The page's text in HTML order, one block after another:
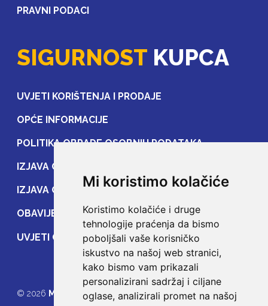
Mi koristimo kolačiće
Koristimo kolačiće i druge
tehnologije praćenja da bismo
poboljšali vaše korisničko
iskustvo na našoj web stranici,
kako bismo vam prikazali
personalizirani sadržaj i ciljane
oglase, analizirali promet na našoj
PRAVNI PODACI
SIGURNOST KUPCA
UVJETI KORIŠTENJA I PRODAJE
OPĆE INFORMACIJE
POLITIKA OBRADE OSOBNIH PODATAKA
IZJAVA O ZAŠTITI OSOBNIH PODATAKA
IZJAVA O ZAŠTITI PRIJENOSA PODATAKA
OBAVIJEST POTROŠAČIMA
UVJETI OSIGURANJA
© 2026 MOJE OSIGURANJE